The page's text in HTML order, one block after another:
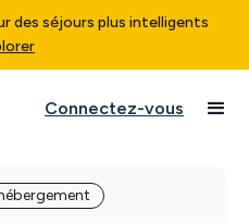
des séjours plus intelligents
Connectez-vous